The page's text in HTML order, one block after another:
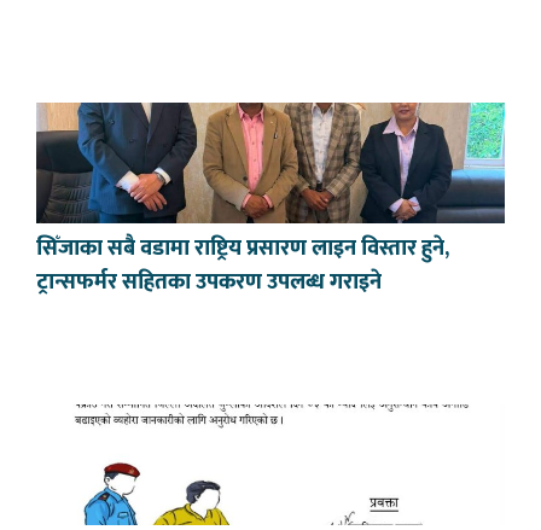
सिँजाका सबै वडामा राष्ट्रिय प्रसारण लाइन विस्तार हुने,
ट्रान्सफर्मर सहितका उपकरण उपलब्ध गराइने